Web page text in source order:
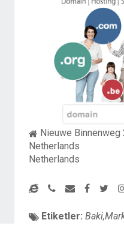
Nieuwe Binnenweg
Netherlands
Netherlands
Etiketler: